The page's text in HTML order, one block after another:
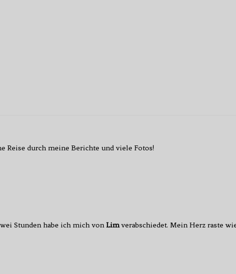
Reise durch meine Berichte und viele Fotos!
Stunden habe ich mich vonLimverabschiedet. Mein Herz raste